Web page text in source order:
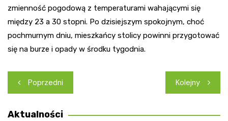
zmienność pogodową z temperaturami wahającymi się
między 23 a 30 stopni. Po dzisiejszym spokojnym, choć
pochmurnym dniu, mieszkańcy stolicy powinni przygotować
się na burze i opady w środku tygodnia.
Nawigacja
wpisu
Poprzedni Kolejny
Aktualności